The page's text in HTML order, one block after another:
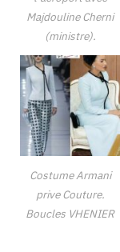
Majdouline Cherni
(ministre).
Costume Armani
prive Couture.
Boucles VHENIER